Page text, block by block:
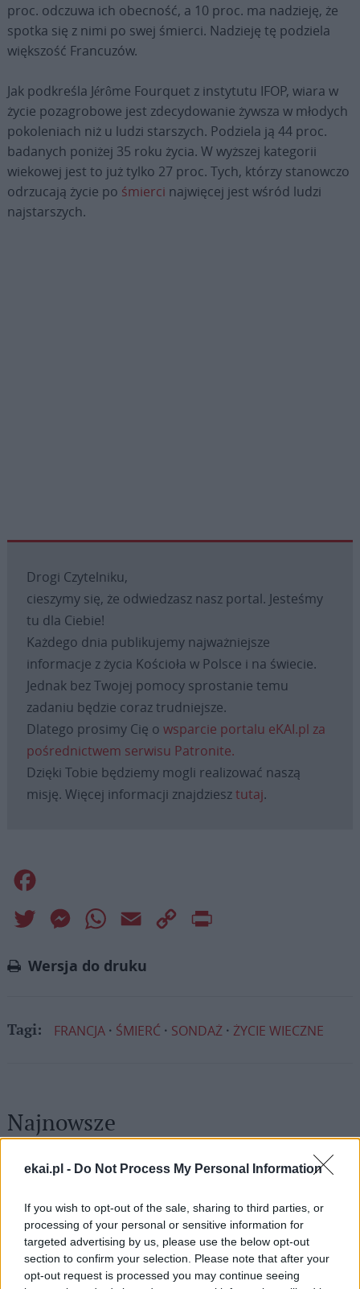
ekai.pl - Do Not Process My Personal Information
If you wish to opt-out of the sale, sharing to third parties, or
processing of your personal or sensitive information for
targeted advertising by us, please use the below opt-out
section to confirm your selection. Please note that after your
opt-out request is processed you may continue seeing
proc. odczuwa ich obecność, a 10 proc. ma nadzieję, że
spotka się z nimi po swej śmierci. Nadzieję tę podziela
większość Francuzów.
Jak podkreśla Jérôme Fourquet z instytutu IFOP, wiara w
życie pozagrobowe jest zdecydowanie żywsza w młodych
pokoleniach niż u ludzi starszych. Podziela ją 44 proc.
badanych poniżej 35 roku życia. W wyższej kategorii
wiekowej jest to już tylko 27 proc. Tych, którzy stanowczo
odrzucają życie po śmierci najwięcej jest wśród ludzi
najstarszych.
Drogi Czytelniku,
cieszymy się, że odwiedzasz nasz portal. Jesteśmy
tu dla Ciebie!
Każdego dnia publikujemy najważniejsze
informacje z życia Kościoła w Polsce i na świecie.
Jednak bez Twojej pomocy sprostanie temu
zadaniu będzie coraz trudniejsze.
Dlatego prosimy Cię o wsparcie portalu eKAI.pl za
pośrednictwem serwisu Patronite.
Dzięki Tobie będziemy mogli realizować naszą
misję. Więcej informacji znajdziesztutaj.
Twitter MessengerWhatsApp
Email
Copy
Wersja do druku
Tagi: FRANCJA ŚMIERĆ SONDAŻ ŻYCIE WIECZNE
Najnowsze
06 sierpnia 2026 | 20:19
06 sierpnia 2026 | 18:32
Kard. Parolin w Meksyku: modlitwa, obecność i świadectwo
drogą do pokoju
06 sierpnia 2026 | 18:28